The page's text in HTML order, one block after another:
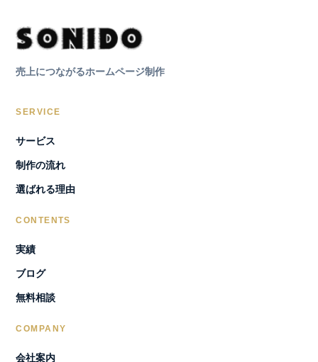
売上につながるホームページ制作
SERVICE
サービス
制作の流れ
選ばれる理由
CONTENTS
実績
ブログ
無料相談
COMPANY
会社案内